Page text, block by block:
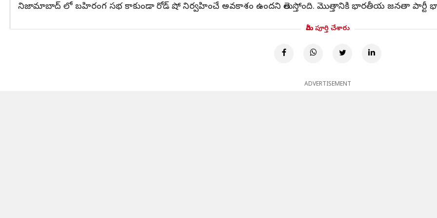
నిజామాబాద్ లో బహిరంగ సభ కాకుండా రోడ్ షో నిర్వహించే అవకాశం ఉందని తెలుస్తోంది. మొత్తానికి భారతీయ జనతా పార్టీ భారీ
మీరు పూర్తి చేశారు
ADVERTISEMENT